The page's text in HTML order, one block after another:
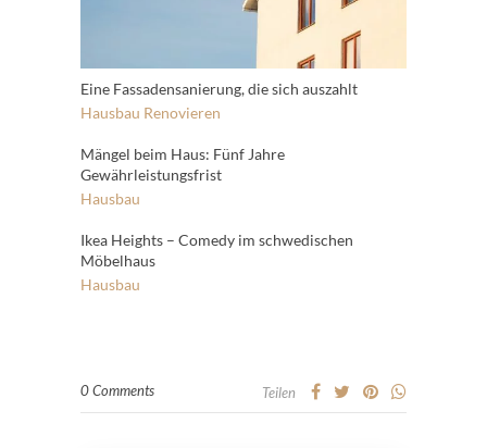
Eine Fassadensanierung, die sich auszahlt
Hausbau Renovieren
Mängel beim Haus: Fünf Jahre
Gewährleistungsfrist
Hausbau
Ikea Heights – Comedy im schwedischen
Möbelhaus
Hausbau
0 Comments Teilen